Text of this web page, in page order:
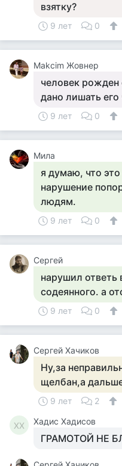
взятку?
9 лет 0
Makcim Жовнер
человек
дано лишать
9 лет 0
Мила
я думаю, что
нарушение
людям.
9 лет 0
Сергей
нарушил ответь
содеянного. а
9 лет 0
Сергей Хачиков
Ну,за
щелбан,а
9 лет 2
ХХ Хадис Хадисов
ГРАМОТОЙ НЕ